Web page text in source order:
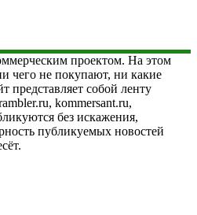
проектом. На этом
чего не покупают, ни какие
представляет собой ленту
kommersant.ru,
без искажения,
публикуемых новостей